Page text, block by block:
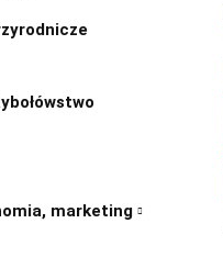
marketing